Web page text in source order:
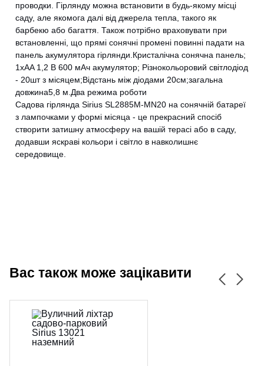
проводки. Гірлянду можна встановити в будь-якому місці
саду, але якомога далі від джерела тепла, такого як
барбекю або багаття. Також потрібно враховувати при
встановленні, що прямі сонячні промені повинні падати на
панель акумулятора гірлянди.Кристалічна сонячна панель;
1xAA 1,2 В 600 мАч акумулятор; Різнокольоровий світлодіод
- 20шт з місяцем;Відстань між діодами 20см;загальна
довжина5,8 м.Два режима роботи
Садова гірлянда Sirius SL2885M-MN20 на сонячній батареї
з лампочками у формі місяца - це прекрасний спосіб
створити затишну атмосферу на вашій терасі або в саду,
додавши яскраві кольори і світло в навколишнє
середовище.
Вас також може зацікавити
CANCEL